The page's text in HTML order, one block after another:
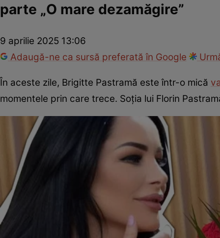
parte „O mare dezamăgire”
9 aprilie 2025 13:06
Adaugă-ne ca sursă preferată în Google
În aceste zile, Brigitte Pastramă este într-o mică
momentele prin care trece. Soția lui Florin